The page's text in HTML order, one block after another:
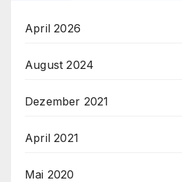
April 2026
August 2024
Dezember 2021
April 2021
Mai 2020